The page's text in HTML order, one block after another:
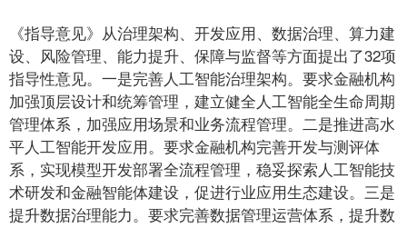
《指导意见》从治理架构、开发应用、数据治理、算力建
设、风险管理、能力提升、保障与监督等方面提出了32项
指导性意见。一是完善人工智能治理架构。要求金融机构
加强顶层设计和统筹管理，建立健全人工智能全生命周期
管理体系，加强应用场景和业务流程管理。二是推进高水
平人工智能开发应用。要求金融机构完善开发与测评体
系，实现模型开发部署全流程管理，稳妥探索人工智能技
术研发和金融智能体建设，促进行业应用生态建设。三是
提升数据治理能力。要求完善数据管理运营体系，提升数